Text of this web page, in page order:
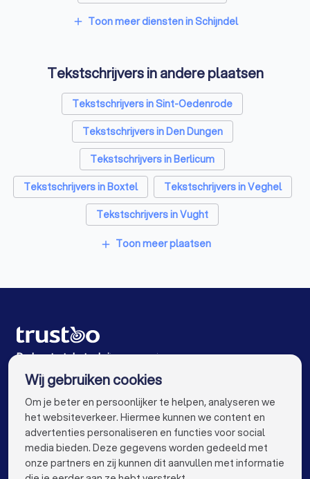
Online marketing bureaus in Schijndel
SEO-specialisten in Schijndel
Grafisch ontwerpers in Schijndel
Reclamebureaus in Schijndel
Accountants in Schijndel
add Toon meer diensten in Schijndel
Tekstschrijvers in andere plaatsen
Tekstschrijvers in Sint-Oedenrode
Tekstschrijvers in Den Dungen
Tekstschrijvers in Berlicum
Tekstschrijvers in Boxtel
Tekstschrijvers in Veghel
Tekstschrijvers in Vught
Tekstschrijvers in Son en Breugel
Tekstschrijvers in Amsterdam
Tekstschrijvers in Rotterdam
Tekstschrijvers in Den Haag
Tekstschrijvers in Utrecht
Tekstschrijvers in Eindhoven
add Toon meer plaatsen
De beste tekstschrijvers voor jou
VOOR PARTICULIEREN keyboard_arrow_down
Wij gebruiken cookies
Om je beter en persoonlijker te helpen, analyseren we
het websiteverkeer. Hiermee kunnen we content en
advertenties personaliseren en functies voor social
media bieden. Deze gegevens worden gedeeld met
onze partners en zij kunnen dit aanvullen met informatie